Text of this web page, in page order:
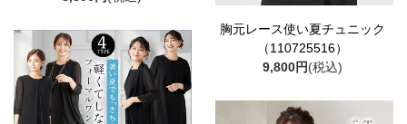
胸元レース使い夏チュニック
（110725516）
9,800円(税込)